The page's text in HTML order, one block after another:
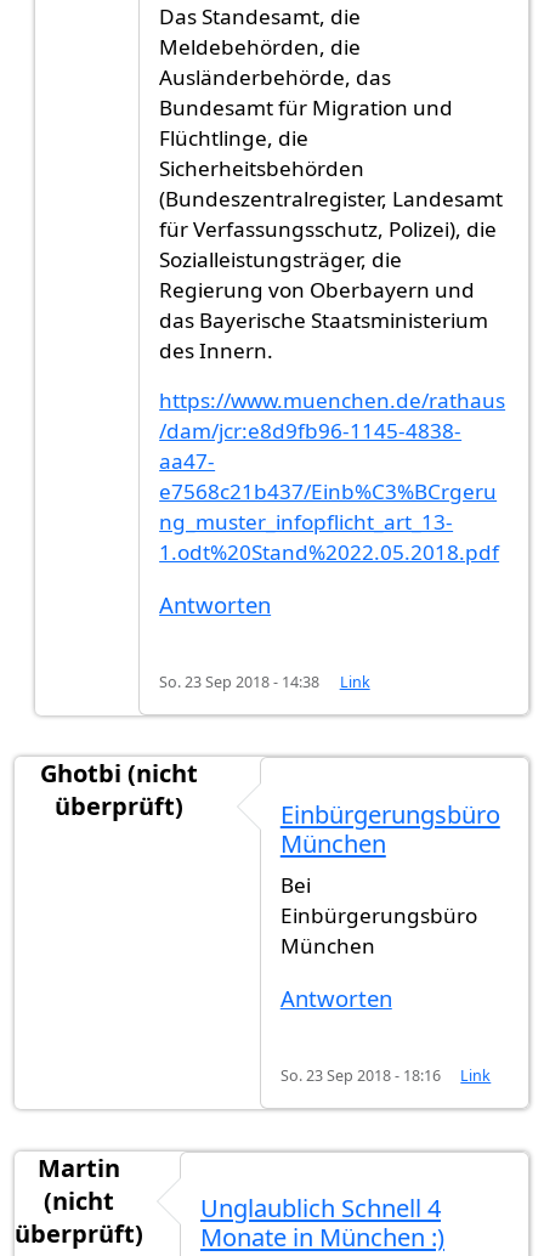
Das Standesamt, die
Meldebehörden, die
Ausländerbehörde, das
Bundesamt für Migration und
Flüchtlinge, die
Sicherheitsbehörden
(Bundeszentralregister, Landesamt
für Verfassungsschutz, Polizei), die
Sozialleistungsträger, die
Regierung von Oberbayern und
das Bayerische Staatsministerium
des Innern.
https://www.muenchen.de/rathaus
/dam/jcr:e8d9fb96-1145-4838-
aa47-
e7568c21b437/Einb%C3%BCrgeru
ng_muster_infopflicht_art_13-
1.odt%20Stand%2022.05.2018.pdf
Antworten
So. 23 Sep 2018 - 14:38 Link
Ghotbi (nicht
überprüft)
Einbürgerungsbüro
München
Bei
Einbürgerungsbüro
München
Antworten
So. 23 Sep 2018 - 18:16 Link
Martin
(nicht
überprüft)
Unglaublich Schnell 4
Monate in München :)